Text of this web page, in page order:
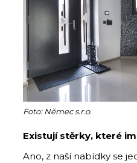
Foto: Němec s.r.o.
Existují stěrky, které
Ano, z naší nabídky se